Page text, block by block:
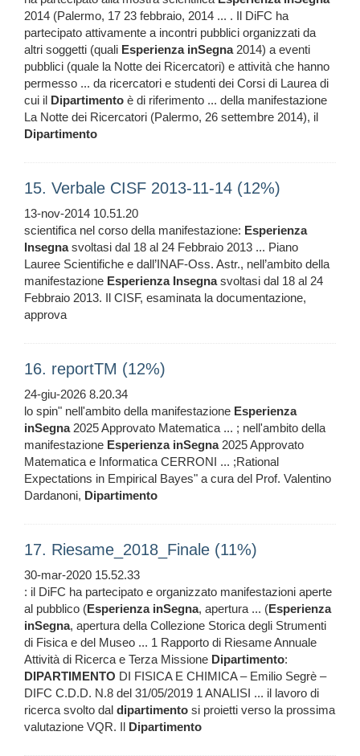
2014 (Palermo, 17 23 febbraio, 2014 ... . Il DiFC ha
partecipato attivamente a incontri pubblici organizzati da
altri soggetti (quali Esperienza inSegna2014) a eventi
pubblici (quale la Notte dei Ricercatori) e attività che hanno
permesso ... da ricercatori e studenti dei Corsi di Laurea di
cui il Dipartimento è di riferimento ... della manifestazione
La Notte dei Ricercatori (Palermo, 26 settembre 2014), il
Dipartimento
15. Verbale CISF 2013-11-14 (12%)
13-nov-2014 10.51.20
scientifica nel corso della manifestazione: Esperienza
Insegnasvoltasi dal 18 al 24 Febbraio 2013 ... Piano
Lauree Scientifiche e dall’INAF-Oss. Astr., nell’ambito della
manifestazione Esperienza Insegnasvoltasi dal 18 al 24
Febbraio 2013. Il CISF, esaminata la documentazione,
approva
16. reportTM (12%)
24-giu-2026 8.20.34
lo spin" nell'ambito della manifestazione Esperienza
inSegna2025 Approvato Matematica ... ; nell'ambito della
manifestazione Esperienza inSegna2025 Approvato
Matematica e Informatica CERRONI ... ;Rational
Expectations in Empirical Bayes" a cura del Prof. Valentino
Dardanoni, Dipartimento
17. Riesame_2018_Finale (11%)
30-mar-2020 15.52.33
: il DiFC ha partecipato e organizzato manifestazioni aperte
al pubblico (Esperienza inSegna, apertura ... (Esperienza
inSegna, apertura della Collezione Storica degli Strumenti
di Fisica e del Museo ... 1 Rapporto di Riesame Annuale
Attività di Ricerca e Terza Missione Dipartimento:
DIPARTIMENTO DI FISICA E CHIMICA – Emilio Segrè –
DIFC C.D.D. N.8 del 31/05/2019 1 ANALISI ... il lavoro di
ricerca svolto dal dipartimento si proietti verso la prossima
valutazione VQR. Il Dipartimento